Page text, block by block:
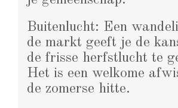
Buitenlucht: Een
de markt geeft je de
de frisse herfstlucht te
Het is een welkome
de zomerse hitte.